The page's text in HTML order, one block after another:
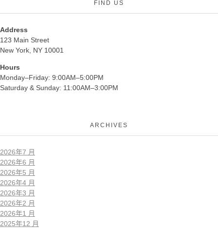
FIND US
Address
123 Main Street
New York, NY 10001
Hours
Monday–Friday: 9:00AM–5:00PM
Saturday & Sunday: 11:00AM–3:00PM
ARCHIVES
2026年7 月
2026年6 月
2026年5 月
2026年4 月
2026年3 月
2026年2 月
2026年1 月
2025年12 月